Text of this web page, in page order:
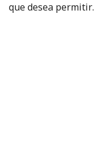
que desea permitir.